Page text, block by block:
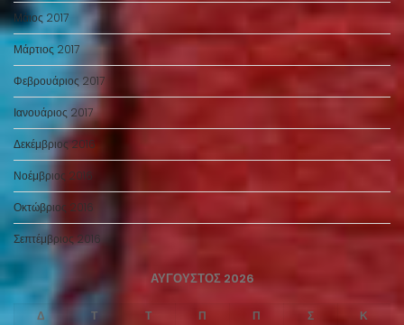
Μάιος 2017
Μάρτιος 2017
Φεβρουάριος 2017
Ιανουάριος 2017
Δεκέμβριος 2016
Νοέμβριος 2016
Οκτώβριος 2016
Σεπτέμβριος 2016
ΑΎΓΟΥΣΤΟΣ 2026
Δ Τ Τ Π Π Σ
Κ